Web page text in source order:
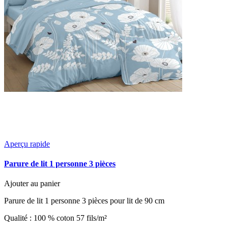
Aperçu rapide
Parure de lit 1 personne 3 pièces
Ajouter au panier
Parure de lit 1 personne 3 pièces pour lit de 90 cm
Qualité : 100 % coton 57 fils/m²